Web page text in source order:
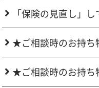
「保険の見直し」
★ご相談時のお持
★ご相談時のお持